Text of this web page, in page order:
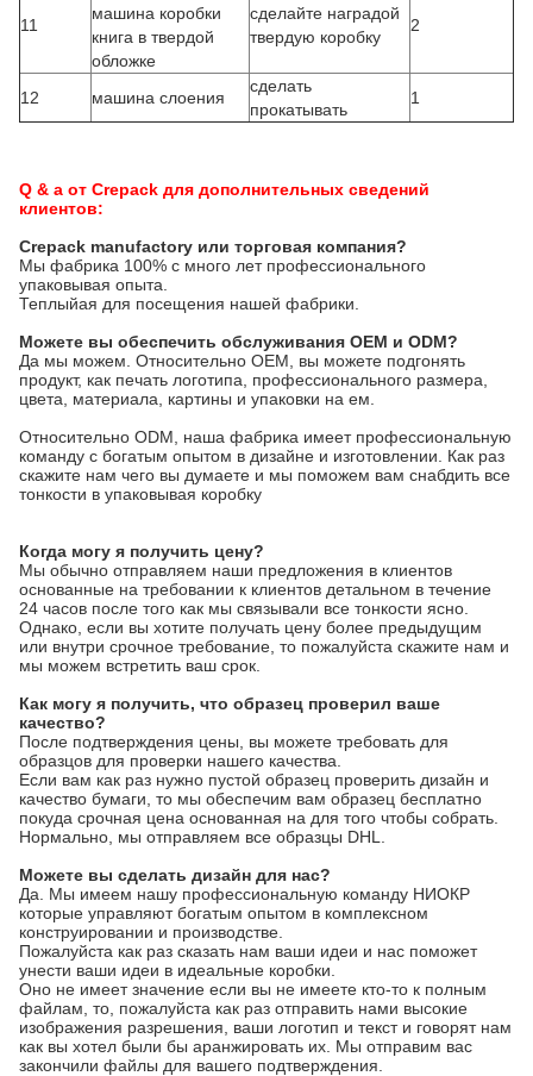
11
машина коробки
книга в твердой
обложке
сделайте наградой
твердую коробку
2
12 машина слоения
сделать
прокатывать
1
Q & a от Crepack для дополнительных сведений
клиентов:
Crepack manufactory или торговая компания?
Мы фабрика 100% с много лет профессионального
упаковывая опыта.
Теплыйая для посещения нашей фабрики.
Можете вы обеспечить обслуживания OEM и ODM?
Да мы можем. Относительно OEM, вы можете подгонять
продукт, как печать логотипа, профессионального размера,
цвета, материала, картины и упаковки на ем.
Относительно ODM, наша фабрика имеет профессиональную
команду с богатым опытом в дизайне и изготовлении. Как раз
скажите нам чего вы думаете и мы поможем вам снабдить все
тонкости в упаковывая коробку
Когда могу я получить цену?
Мы обычно отправляем наши предложения в клиентов
основанные на требовании к клиентов детальном в течение
24 часов после того как мы связывали все тонкости ясно.
Однако, если вы хотите получать цену более предыдущим
или внутри срочное требование, то пожалуйста скажите нам и
мы можем встретить ваш срок.
Как могу я получить, что образец проверил ваше
качество?
После подтверждения цены, вы можете требовать для
образцов для проверки нашего качества.
Если вам как раз нужно пустой образец проверить дизайн и
качество бумаги, то мы обеспечим вам образец бесплатно
покуда срочная цена основанная на для того чтобы собрать.
Нормально, мы отправляем все образцы DHL.
Можете вы сделать дизайн для нас?
Да. Мы имеем нашу профессиональную команду НИОКР
которые управляют богатым опытом в комплексном
конструировании и производстве.
Пожалуйста как раз сказать нам ваши идеи и нас поможет
унести ваши идеи в идеальные коробки.
Оно не имеет значение если вы не имеете кто-то к полным
файлам, то, пожалуйста как раз отправить нами высокие
изображения разрешения, ваши логотип и текст и говорят нам
как вы хотел были бы аранжировать их. Мы отправим вас
закончили файлы для вашего подтверждения.